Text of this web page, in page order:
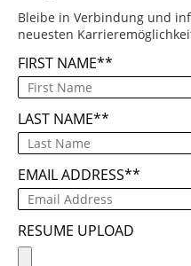
Bleibe in Verbindung und
neuesten
FIRST NAME*
LAST NAME*
EMAIL ADDRESS*
RESUME UPLOAD